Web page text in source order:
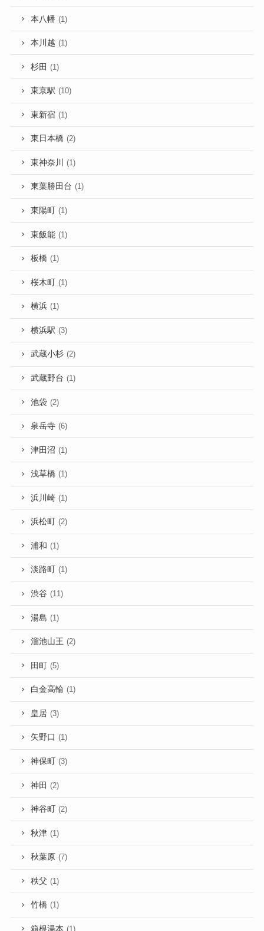
本八幡 (1)
本川越 (1)
杉田 (1)
東京駅 (10)
東新宿 (1)
東日本橋 (2)
東神奈川 (1)
東葉勝田台 (1)
東陽町 (1)
東飯能 (1)
板橋 (1)
桜木町 (1)
横浜 (1)
横浜駅 (3)
武蔵小杉 (2)
武蔵野台 (1)
池袋 (2)
泉岳寺 (6)
津田沼 (1)
浅草橋 (1)
浜川崎 (1)
浜松町 (2)
浦和 (1)
淡路町 (1)
渋谷 (11)
湯島 (1)
溜池山王 (2)
田町 (5)
白金高輪 (1)
皇居 (3)
矢野口 (1)
神保町 (3)
神田 (2)
神谷町 (2)
秋津 (1)
秋葉原 (7)
秩父 (1)
竹橋 (1)
箱根湯本 (1)